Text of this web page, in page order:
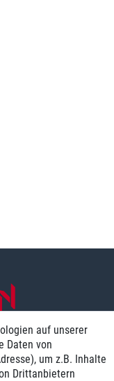
auf unserer
Daten von
um z.B. Inhalte
Drittanbietern